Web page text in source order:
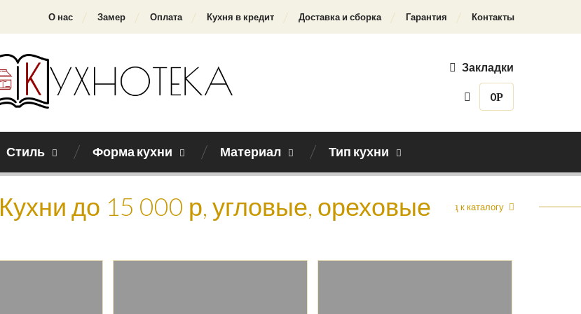
О нас Замер Оплата Кухня в кредит Доставка и сборка Гарантия Контакты
Закладки
0Р
Стиль Форма кухни Материал Тип кухни
Кухни до 15 000 р, угловые, ореховые Назад к каталогу